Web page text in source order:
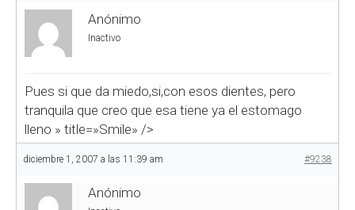
Anónimo
Inactivo
Pues si que da miedo,si,con esos dientes, pero
tranquila que creo que esa tiene ya el estomago
lleno » title=»Smile» />
diciembre 1, 2007 a las 11:39 am #9238
Anónimo